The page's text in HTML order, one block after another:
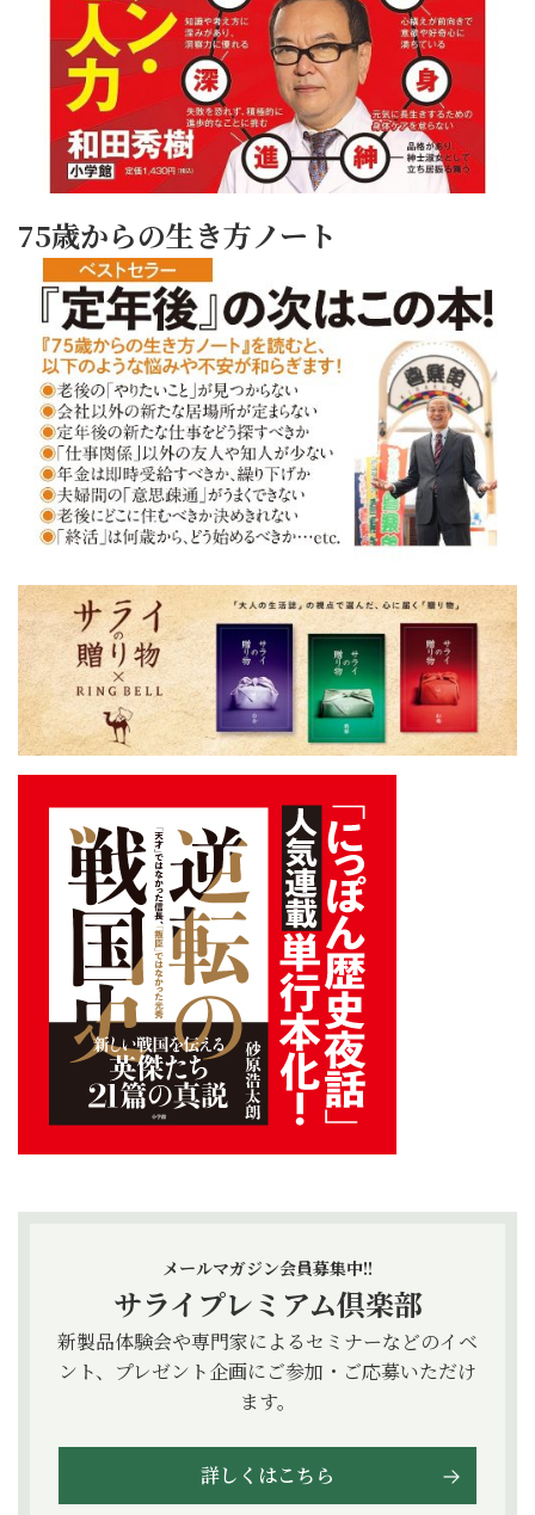
75歳からの生き方ノート
メールマガジン会員募集中!!
サライプレミアム倶楽部
新製品体験会や専門家によるセミナーなどのイベ
ント、プレゼント企画にご参加・ご応募いただけ
ます。
詳しくはこちら